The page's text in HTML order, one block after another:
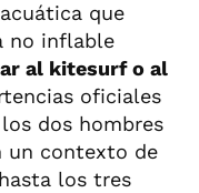
que
no inflable
al kitesurf o al
oficiales
dos hombres
un contexto de
los tres